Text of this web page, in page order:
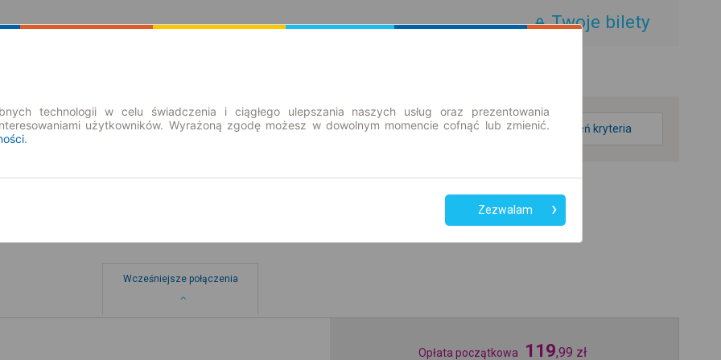
Twoje bilety
zmień kryteria
Wcześniejsze połączenia
Opłata początkowa 119,99 zł
technologii w celu świadczenia i ciągłego ulepszania naszych usług oraz prezentowania
użytkowników. Wyrażoną zgodę możesz w dowolnym momencie cofnąć lub zmienić.
.
Zezwalam